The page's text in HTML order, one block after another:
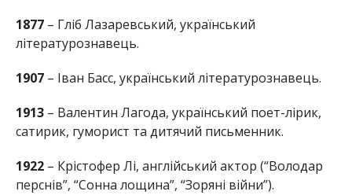
1877– Гліб Лазаревський, український
літературознавець.
1907– Іван Басс, український літературознавець.
1913– Валентин Лагода, український поет-лірик,
сатирик, гуморист та дитячий письменник.
1922– Крістофер Лі, англійський актор (“Володар
перснів”, “Сонна лощина”, “Зоряні війни”).